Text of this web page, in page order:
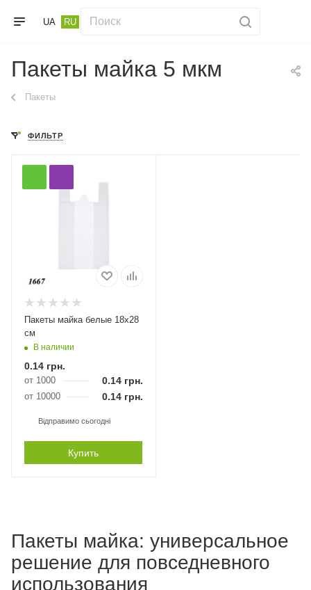
UA RU
Пакеты майка 5 мкм
Пакеты
ФИЛЬТР
Пакеты майка белые 18х28
см
В наличии
0.14 грн.
от 1000 0.14грн.
от 10000 0.14грн.
Відправимо сьогодні
Купить
Пакеты майка: универсальное
решение для повседневного
использования